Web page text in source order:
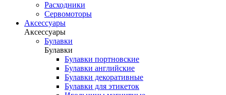
Расходники
Сервомоторы
Аксессуары
Аксессуары
Булавки
Булавки
Булавки портновские
Булавки английские
Булавки декоративные
Булавки для этикеток